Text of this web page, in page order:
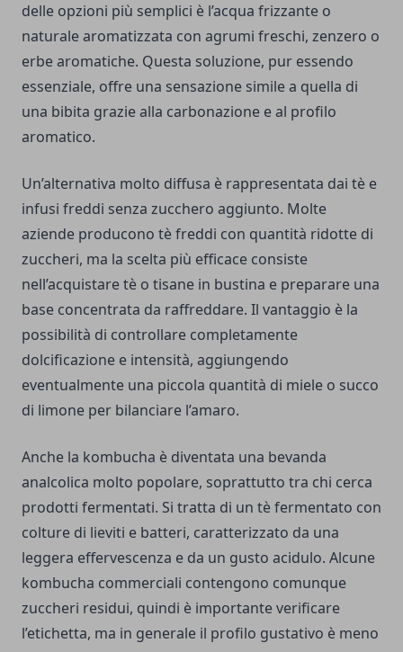
delle opzioni più semplici è l’acqua frizzante o
naturale aromatizzata con agrumi freschi, zenzero o
erbe aromatiche. Questa soluzione, pur essendo
essenziale, offre una sensazione simile a quella di
una bibita grazie alla carbonazione e al profilo
aromatico.
Un’alternativa molto diffusa è rappresentata dai tè e
infusi freddi senza zucchero aggiunto. Molte
aziende producono tè freddi con quantità ridotte di
zuccheri, ma la scelta più efficace consiste
nell’acquistare tè o tisane in bustina e preparare una
base concentrata da raffreddare. Il vantaggio è la
possibilità di controllare completamente
dolcificazione e intensità, aggiungendo
eventualmente una piccola quantità di miele o succo
di limone per bilanciare l’amaro.
Anche la kombucha è diventata una bevanda
analcolica molto popolare, soprattutto tra chi cerca
prodotti fermentati. Si tratta di un tè fermentato con
colture di lieviti e batteri, caratterizzato da una
leggera effervescenza e da un gusto acidulo. Alcune
kombucha commerciali contengono comunque
zuccheri residui, quindi è importante verificare
l’etichetta, ma in generale il profilo gustativo è meno